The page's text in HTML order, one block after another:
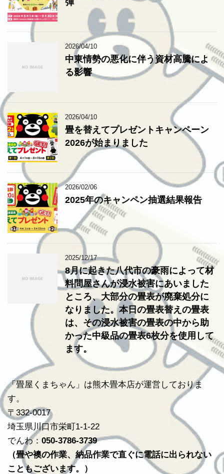
2026/04/10
中東情勢の悪化に伴う資材高騰によ
る影響
2026/04/10
畳を替えてプレゼントキャンペーン
2026が始まりました
2026/02/06
2025年のキャンペン抽選結果報告
2025/12/17
8月に起きた八代市の豪雨によって材
料問屋さんが浸水被害にあいました
ところ、大部分の畳表が廃棄処分に
なりました。本日の畳表替えの畳表
は、その浸水被害の畳表の中から助
かった中級品の畳表6枚分を使用して
ます。
「畳屋くまちゃん」は熊木畳本店が運営しておりま
す。
〒332-0017
埼玉県川口市栄町1-1-22
でんわ： 050-3786-3739
（畳や襖の作業、納品作業で直ぐに電話に出られない
こともございます。）